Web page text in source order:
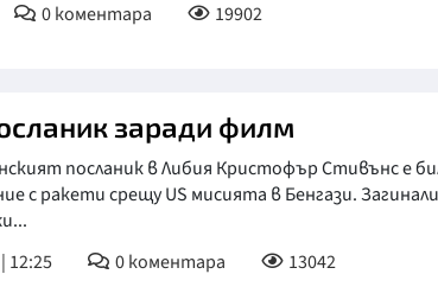
0коментара 19902
заради филм
посланик в Либия Кристофър Стивънс е
с ракети срещу US мисията в Бенгази.
12:25
0коментара 13042